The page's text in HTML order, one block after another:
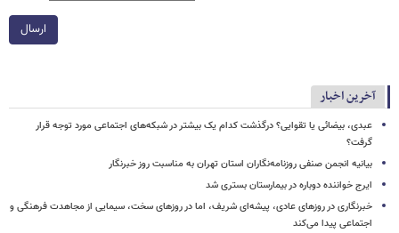
ارسال
آخرین اخبار
عبدی، بیضائی یا تقوایی؟ درگذشت کدام یک بیشتر در شبکه‌های اجتماعی مورد توجه قرار
گرفت؟
بیانیه انجمن صنفی روزنامه‌نگاران استان تهران به مناسبت روز خبرنگار
ایرج خواننده دوباره در بیمارستان بستری شد
خبرنگاری در روزهای عادی، پیشه‌ای شریف، اما در روزهای سخت، سیمایی از مجاهدت فرهنگی و
اجتماعی پیدا می‌کند